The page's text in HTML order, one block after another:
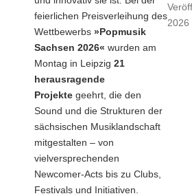
2026
feierlichen Preisverleihung des
Wettbewerbs »Popmusik
Sachsen 2026« wurden am
Montag in Leipzig 21
herausragende
Projekte geehrt, die den
Sound und die Strukturen der
sächsischen Musiklandschaft
mitgestalten – von
vielversprechenden
Newcomer-Acts bis zu Clubs,
Festivals und Initiativen.